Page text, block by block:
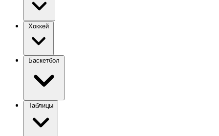
Хоккей
Баскетбол
Таблицы